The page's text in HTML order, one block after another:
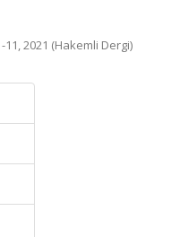
11, 2021 (Hakemli Dergi)